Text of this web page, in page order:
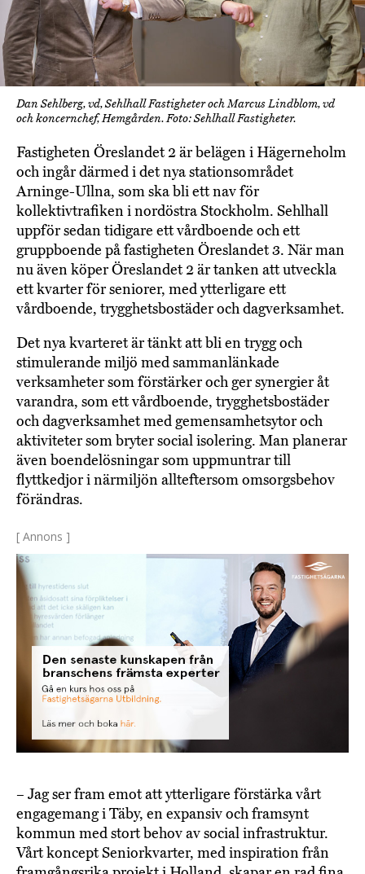
Dan Sehlberg, vd, Sehlhall Fastigheter och Marcus Lindblom, vd
och koncernchef, Hemgården. Foto: Sehlhall Fastigheter.
Fastigheten Öreslandet 2 är belägen i Hägerneholm
och ingår därmed i det nya stationsområdet
Arninge-Ullna, som ska bli ett nav för
kollektivtrafiken i nordöstra Stockholm. Sehlhall
uppför sedan tidigare ett vårdboende och ett
gruppboende på fastigheten Öreslandet 3. När man
nu även köper Öreslandet 2 är tanken att utveckla
ett kvarter för seniorer, med ytterligare ett
vårdboende, trygghetsbostäder och dagverksamhet.
Det nya kvarteret är tänkt att bli en trygg och
stimulerande miljö med sammanlänkade
verksamheter som förstärker och ger synergier åt
varandra, som ett vårdboende, trygghetsbostäder
och dagverksamhet med gemensamhetsytor och
aktiviteter som bryter social isolering. Man planerar
även boendelösningar som uppmuntrar till
flyttkedjor i närmiljön allteftersom omsorgsbehov
förändras.
[ Annons ]
– Jag ser fram emot att ytterligare förstärka vårt
engagemang i Täby, en expansiv och framsynt
kommun med stort behov av social infrastruktur.
Vårt koncept Seniorkvarter, med inspiration från